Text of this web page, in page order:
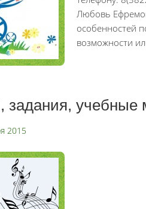
Любовь
особенностей
возможности
задания, учебные
2015